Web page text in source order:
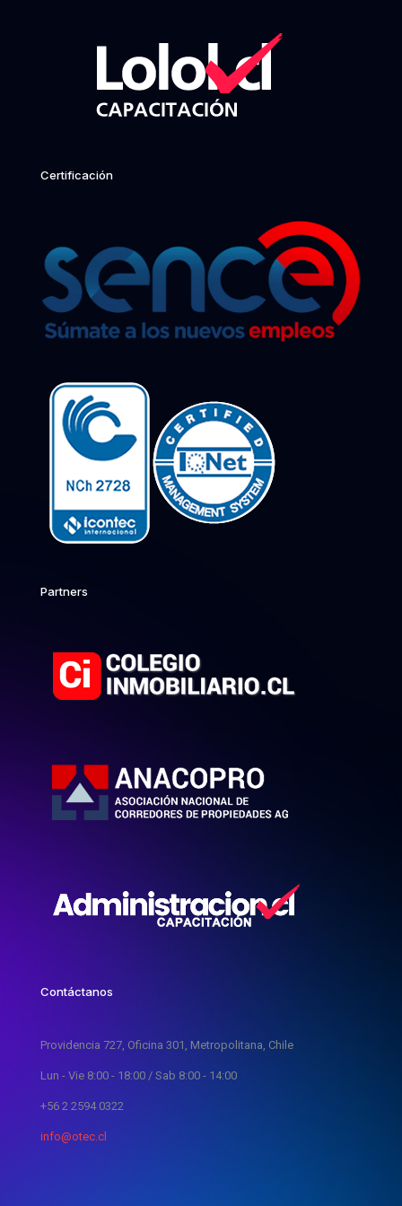
Certificación
Partners
Contáctanos
Providencia 727, Oficina 301, Metropolitana, Chile
Lun - Vie 8:00 - 18:00 / Sab 8:00 - 14:00
+56 2 2594 0322
info@otec.cl